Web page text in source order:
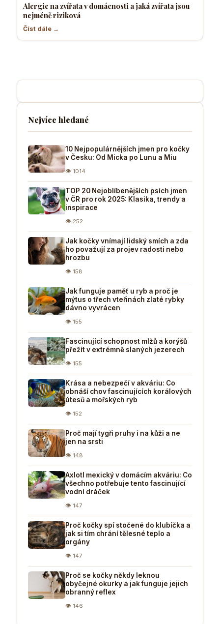
Alergie na zvířata v domácnosti a jaká zvířata jsou
nejméně riziková
Číst dále →
Nejvíce hledané
10 Nejpopulárnějších jmen pro kočky
v Česku: Od Micka po Lunu a Miu
👁 1014
TOP 20 Nejoblíbenějších psích jmen
v ČR pro rok 2025: Klasika, trendy a
inspirace
👁 252
Jak kočky vnímají lidský smích a zda
ho považují za projev radosti nebo
hrozbu
👁 158
Jak funguje paměť u ryb a proč je
mýtus o třech vteřinách zlaté rybky
dávno vyvrácen
👁 155
Fascinující schopnost mlžů a korýšů
přežít v extrémně slaných jezerech
👁 155
Krása a nebezpečí v akváriu: Co
obnáší chov fascinujících korálových
útesů a mořských ryb
👁 152
Proč mají tygři pruhy i na kůži a ne
jen na srsti
👁 148
Axlotl mexický v domácím akváriu: Co
všechno potřebuje tento fascinující
vodní dráček
👁 147
Proč kočky spí stočené do klubíčka a
jak si tím chrání tělesné teplo a
orgány
👁 147
Proč se kočky někdy leknou
obyčejné okurky a jak funguje jejich
obranný reflex
👁 146